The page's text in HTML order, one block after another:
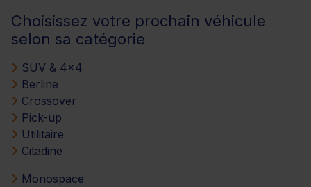
Choisissez votre prochain véhicule
selon sa catégorie
SUV & 4x4
Berline
Crossover
Pick-up
Utilitaire
Citadine
Monospace